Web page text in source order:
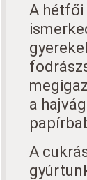
A hétfői
a
A